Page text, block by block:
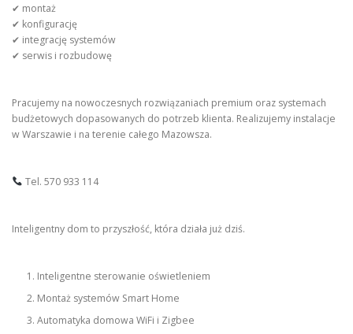
✔ montaż
✔ konfigurację
✔ integrację systemów
✔ serwis i rozbudowę
Pracujemy na nowoczesnych rozwiązaniach premium oraz systemach
budżetowych dopasowanych do potrzeb klienta. Realizujemy instalacje
w Warszawie i na terenie całego Mazowsza.
Tel. 570 933 114
Inteligentny dom to przyszłość, która działa już dziś.
Inteligentne sterowanie oświetleniem
Montaż systemów Smart Home
Automatyka domowa WiFi i Zigbee